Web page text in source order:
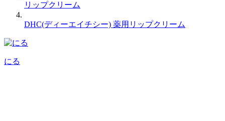
リップクリーム
DHC(ディーエイチシー) 薬用リップクリーム
にる